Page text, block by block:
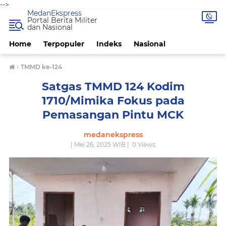
-->
Home Terpopuler Indeks Nasional
MedanEkspress
Portal Berita Militer
dan Nasional
› TMMD ke-124
Satgas TMMD 124 Kodim
1710/Mimika Fokus pada
Pemasangan Pintu MCK
medanekspress
| Mei 26, 2025 WIB | 0 Views